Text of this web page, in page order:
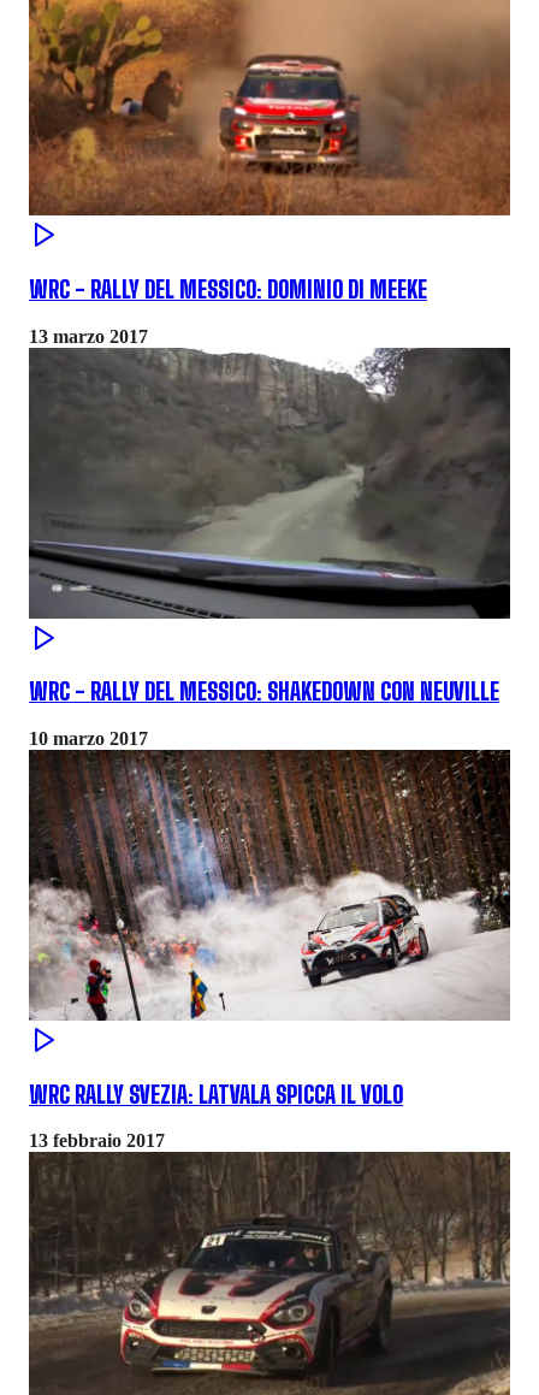
WRC - RALLY DEL MESSICO: DOMINIO DI MEEKE
13 marzo 2017
WRC - RALLY DEL MESSICO: SHAKEDOWN CON NEUVILLE
10 marzo 2017
WRC RALLY SVEZIA: LATVALA SPICCA IL VOLO
13 febbraio 2017